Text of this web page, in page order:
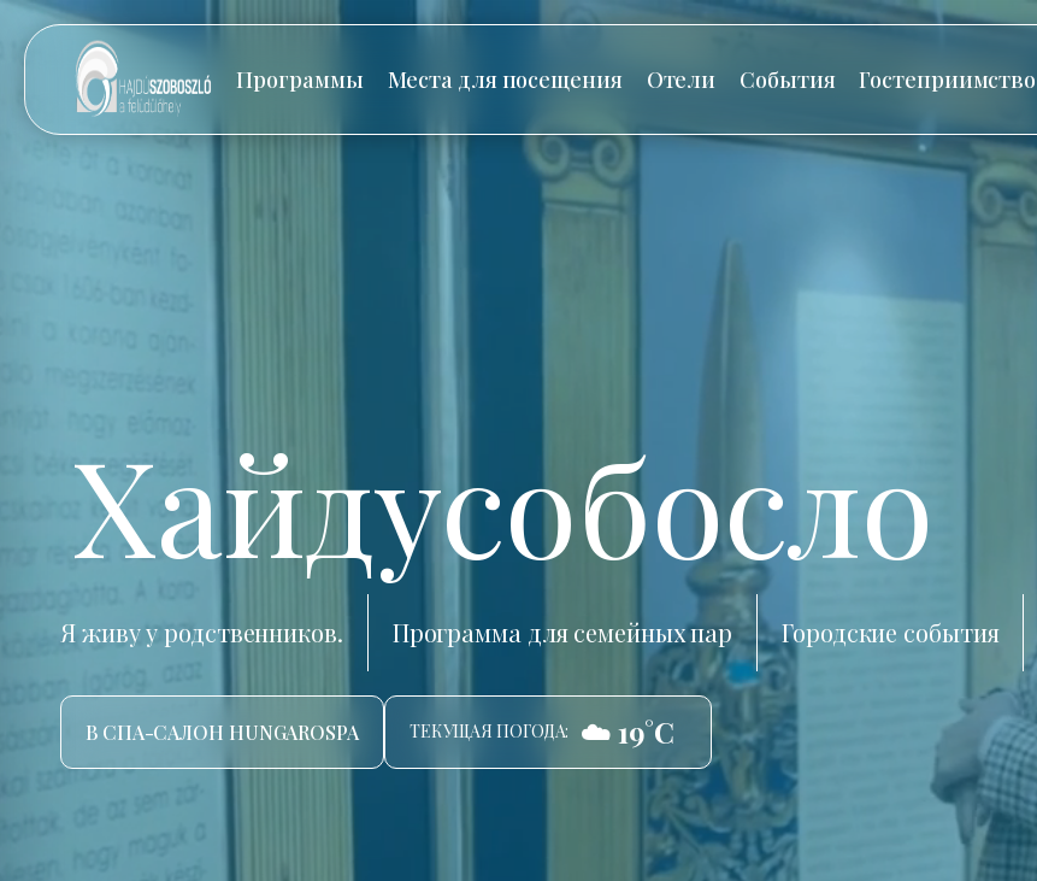
Программы Места для посещения Отели События Гостеприимство
Хайдусобосло
Я живу у родственников. Программа для семейных пар Городские события
В СПА-САЛОН HUNGAROSPA ТЕКУЩАЯ ПОГОДА: ☁️ 19°C